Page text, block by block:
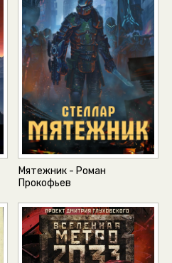
Мятежник - Роман
Прокофьев